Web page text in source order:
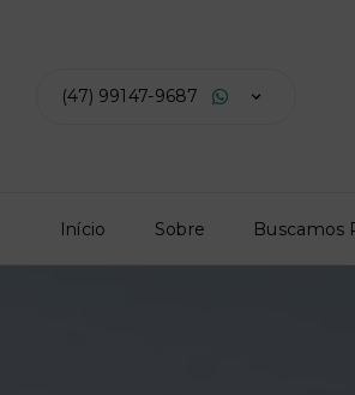
(47) 99147-9687
Início Sobre Buscamos